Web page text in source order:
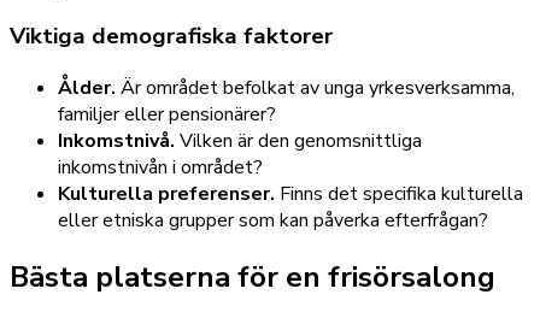
Viktiga demografiska faktorer
Ålder. Är området befolkat av unga yrkesverksamma,
familjer eller pensionärer?
Inkomstnivå. Vilken är den genomsnittliga
inkomstnivån i området?
Kulturella preferenser. Finns det specifika kulturella
eller etniska grupper som kan påverka efterfrågan?
Bästa platserna för en frisörsalong